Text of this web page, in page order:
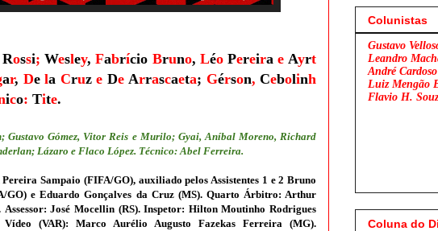
Rossi;Wesley,Fabrício Bruno, Léo Pereira e Ayrt
ar, De la Cruz e De Arrascaeta; Gérson, Cebolinh
ico: Tite.
Gustavo Gómez, Vitor Reis e Murilo; Gyai, Aníbal Moreno, Richard
Lázaro e Flaco López. Técnico: Abel Ferreira.
Sampaio (FIFA/GO), auxiliado pelos Assistentes 1 e 2 Bruno
GO) e Eduardo Gonçalves da Cruz (MS). Quarto Árbitro: Arthur
Assessor: José Mocellin (RS). Inspetor: Hilton Moutinho Rodrigues
(VAR): Marco Aurélio Augusto Fazekas Ferreira (MG).
Colunistas
Gustavo
Leandro
André Cardoso
Luiz Mengão
Flavio H.
Coluna do